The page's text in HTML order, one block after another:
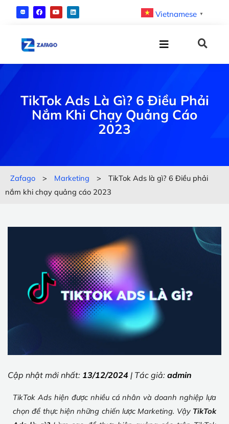
Vietnamese ▼
TikTok Ads Là Gì? 6 Điều Phải
Nắm Khi Chạy Quảng Cáo
2023
Zafago > Marketing >
TikTok Ads là gì? 6 Điều phải
nắm khi chạy quảng cáo 2023
Cập nhật mới nhất: 13/12/2024 | Tác giả: admin
TikTok Ads hiện được nhiều cá nhân và doanh nghiệp lựa
chọn để thực hiện những chiến lược Marketing. Vậy TikTok